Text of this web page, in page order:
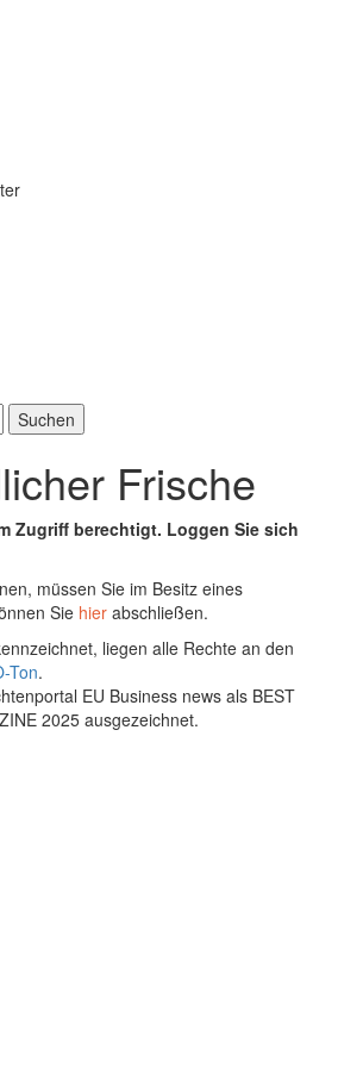
Frische
Zugriff berechtigt. Loggen Sie sich
müssen Sie im Besitz eines
Sie hier abschließen.
liegen alle Rechte an den
Ton.
EU Business news als BEST
2025 ausgezeichnet.